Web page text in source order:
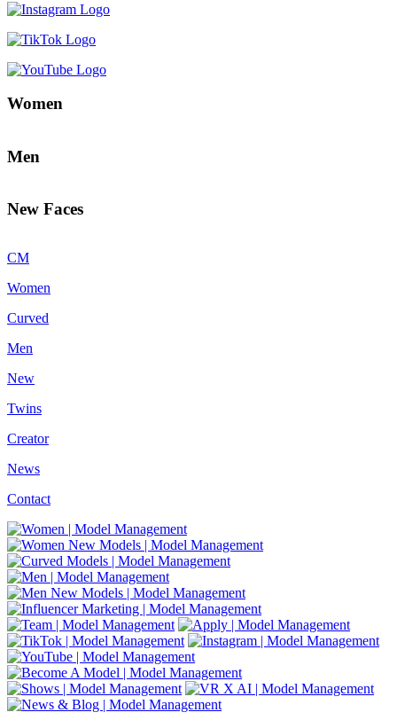
Women
Men
New Faces
CM
Women
Curved
Men
New
Twins
Creator
News
Contact